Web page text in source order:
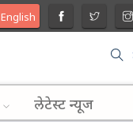
English
लेटेस्ट न्यूज